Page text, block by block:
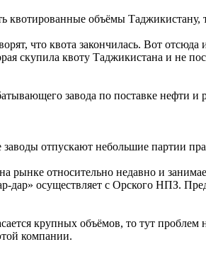
объёмы Таджикистану,
что квота закончилась. Вот
скупила квоту Таджикистана и не
завода по поставке нефти и
отпускают небольшие партии
относительно недавно и
осуществляет с Орского НПЗ.
крупных объёмов, то тут
компании.